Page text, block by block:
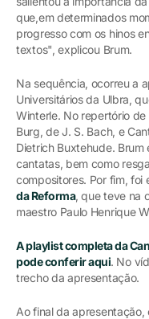
que,em determinados
progresso com os hinos
textos", explicou Brum.
Na sequência, ocorreu a
Universitários da Ulbra,
Winterle. No repertório
Burg, de J. S. Bach, e
Dietrich Buxtehude.
cantatas, bem como
compositores. Por fim, foi
da Reforma, que teve na
maestro Paulo Henrique
A playlist completa da
pode conferir aqui. No
trecho da apresentação.
Ao final da